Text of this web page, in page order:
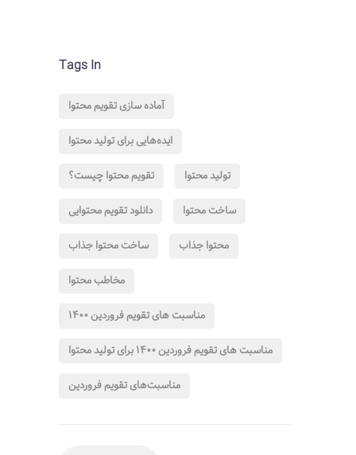
Tags In
آماده سازی تقویم محتوا
ایده‌هایی برای تولید محتوا
تقویم محتوا چیست؟
تولید محتوا
دانلود تقویم محتوایی
ساخت محتوا
ساخت محتوا جذاب
محتوا جذاب
مخاطب محتوا
مناسبت های تقویم فروردین 1400
مناسبت های تقویم فروردین 1400 برای تولید محتوا
مناسبت‌های تقویم فروردین